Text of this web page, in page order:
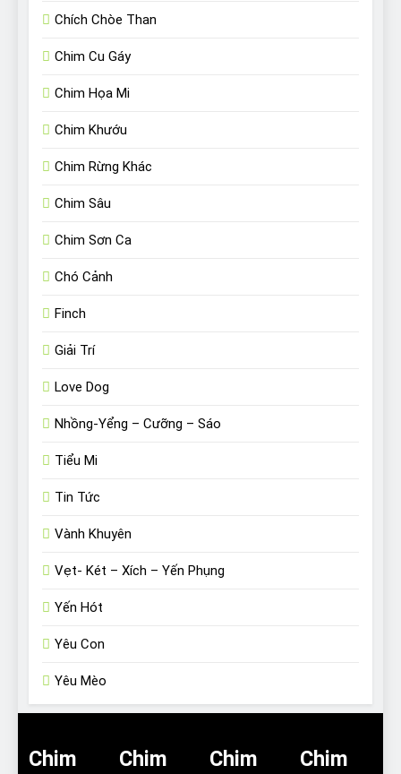
Chích Chòe Than
Chim Cu Gáy
Chim Họa Mi
Chim Khướu
Chim Rừng Khác
Chim Sâu
Chim Sơn Ca
Chó Cảnh
Finch
Giải Trí
Love Dog
Nhồng-Yểng – Cưỡng – Sáo
Tiểu Mi
Tin Tức
Vành Khuyên
Vẹt- Két – Xích – Yến Phụng
Yến Hót
Yêu Con
Yêu Mèo
Chim
Chim
Chim
Chim